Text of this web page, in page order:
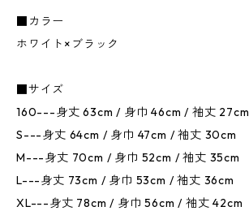
■カラー
ホワイト×ブラック
■サイズ
160---身丈 63cm / 身巾 46cm / 袖丈 27cm
S---身丈 64cm / 身巾 47cm / 袖丈 30cm
M---身丈 70cm / 身巾 52cm / 袖丈 35cm
L---身丈 73cm / 身巾 53cm / 袖丈 36cm
XL---身丈 78cm / 身巾 56cm / 袖丈 42cm